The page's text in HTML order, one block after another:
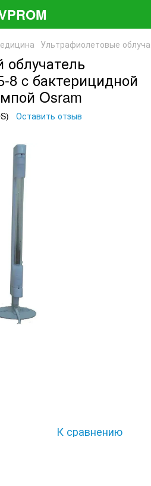
Ультрафиолетовые
8 c бактерицидной
Osram
Оставить отзыв
К сравнению